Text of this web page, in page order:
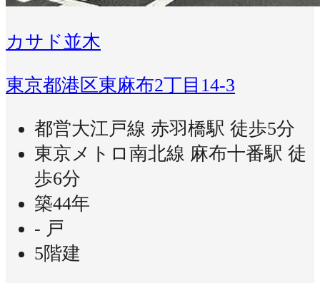
カサド並木
東京都港区東麻布2丁目14-3
都営大江戸線 赤羽橋駅 徒歩5分
東京メトロ南北線 麻布十番駅 徒
歩6分
築44年
- 戸
5階建